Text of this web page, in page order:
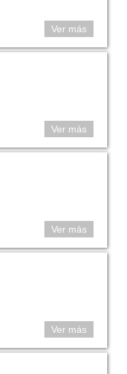
Ver más
Ver más
Ver más
Ver más